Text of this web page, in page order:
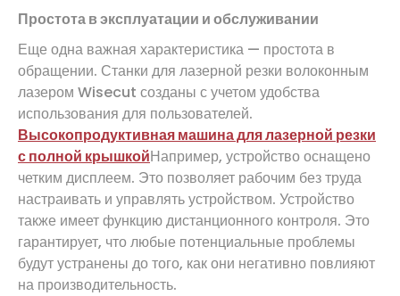
Простота в эксплуатации и обслуживании
Еще одна важная характеристика — простота в
обращении. Станки для лазерной резки волоконным
лазером Wisecut созданы с учетом удобства
использования для пользователей.
Высокопродуктивная машина для лазерной резки
с полной крышкойНапример, устройство оснащено
четким дисплеем. Это позволяет рабочим без труда
настраивать и управлять устройством. Устройство
также имеет функцию дистанционного контроля. Это
гарантирует, что любые потенциальные проблемы
будут устранены до того, как они негативно повлияют
на производительность.